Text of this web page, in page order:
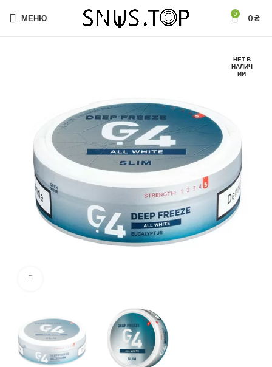
МЕНЮ 0 0₴
НЕТ В
НАЛИЧ
ИИ